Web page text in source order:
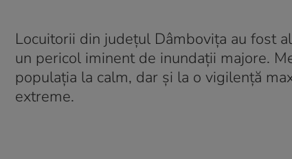
Locuitorii din județul Dâmbovița au fost
un pericol iminent de inundații majore.
populația la calm, dar și la o vigilență
extreme.